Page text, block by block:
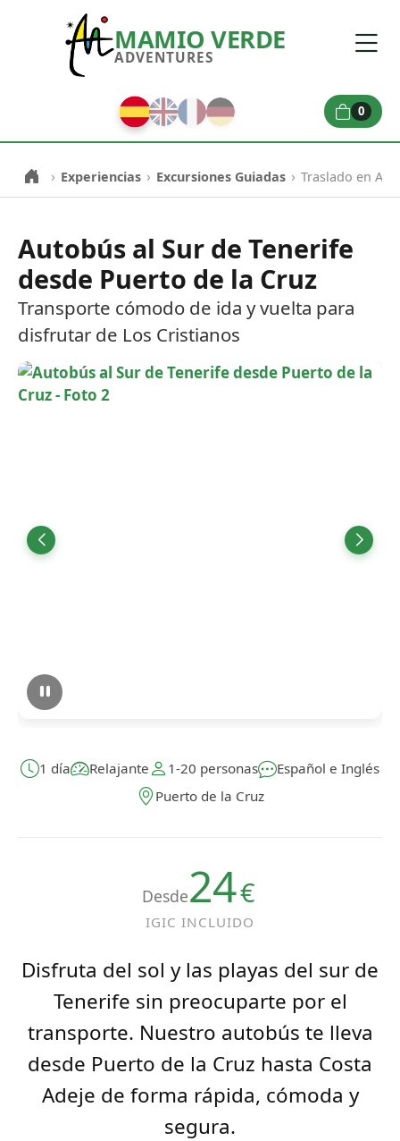
MAMIO VERDE
ADVENTURES
0
› Experiencias › Excursiones Guiadas › Traslado en
Autobús al Sur de Tenerife
desde Puerto de la Cruz
Transporte cómodo de ida y vuelta para
disfrutar de Los Cristianos
1 día Relajante 1-20 personas
Español e Inglés
Puerto de la Cruz
Desde24€
IGIC INCLUIDO
Disfruta del sol y las playas del sur de
Tenerife sin preocuparte por el
transporte. Nuestro autobús te lleva
desde Puerto de la Cruz hasta Costa
Adeje de forma rápida, cómoda y
segura.